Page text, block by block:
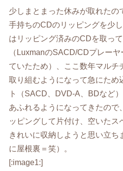
少しまとまった休みが取れたの
手持ちのCDのリッピングを少
はリッピング済みのCDを取っ
（LuxmanのSACD/CDプレー
ていたため）、ここ数年マルチ
取り組むようになって急にため
ト（SACD、DVD-A、BDなど
あふれるようになってきたので
ッピングして片付け、空いたス
きれいに収納しようと思い立ち
に屋根裏＝笑）。
[:image1:]